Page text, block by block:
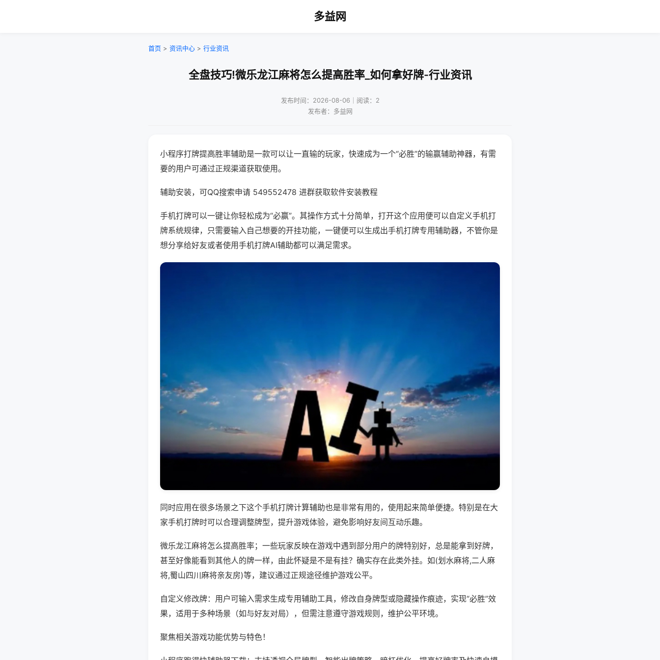
多益网
首页 > 资讯中心 > 行业资讯
全盘技巧!微乐龙江麻将怎么提高胜率_如何拿好牌-行业资讯
发布时间：2026-08-06｜阅读：2
发布者：多益网
小程序打牌提高胜率辅助是一款可以让一直输的玩家，快速成为一个“必胜”的输赢辅助神器，有需
要的用户可通过正规渠道获取使用。
辅助安装，可QQ搜索申请 549552478 进群获取软件安装教程
手机打牌可以一键让你轻松成为“必赢”。其操作方式十分简单，打开这个应用便可以自定义手机打
牌系统规律，只需要输入自己想要的开挂功能，一键便可以生成出手机打牌专用辅助器，不管你是
想分享给好友或者使用手机打牌AI辅助都可以满足需求。
同时应用在很多场景之下这个手机打牌计算辅助也是非常有用的，使用起来简单便捷。特别是在大
家手机打牌时可以合理调整牌型，提升游戏体验，避免影响好友间互动乐趣。
微乐龙江麻将怎么提高胜率；一些玩家反映在游戏中遇到部分用户的牌特别好，总是能拿到好牌，
甚至好像能看到其他人的牌一样，由此怀疑是不是有挂？确实存在此类外挂。如(划水麻将,二人麻
将,蜀山四川麻将亲友房)等，建议通过正规途径维护游戏公平。
自定义修改牌：用户可输入需求生成专用辅助工具，修改自身牌型或隐藏操作痕迹，实现“必胜”效
果，适用于多种场景（如与好友对局），但需注意遵守游戏规则，维护公平环境。
聚焦相关游戏功能优势与特色！